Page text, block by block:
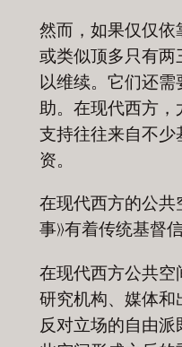
然而，如果仅仅依
或类似顶多只有
以维续。它们还
助。在现代西方
支持往往来自不
资。
在现代西方的公共
事》有着传统基督
在现代西方公共
研究机构、媒体
反对立场的自由